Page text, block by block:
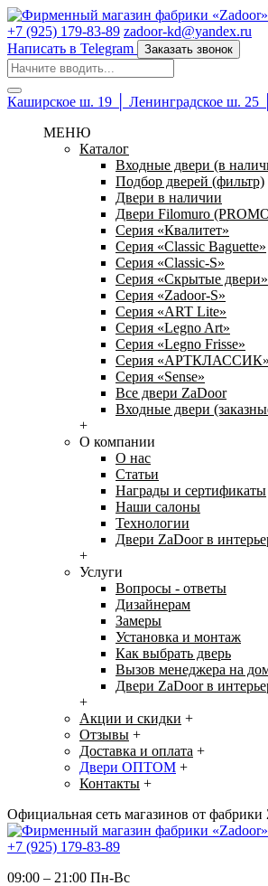
+7 (925) 179-83-89 zadoor-kd@yandex.ru
Написать в Telegram
Заказать звонок
Каширское ш. 19 │ Ленинградское ш. 25
МЕНЮ
Каталог
Входные двери (в
Подбор дверей (фильтр)
Двери в наличии
Двери Filomuro
Серия «Квалитет»
Серия «Classic Baguette»
Серия «Classic-S»
Серия «Скрытые двери»
Серия «Zadoor-S»
Серия «ART Lite»
Серия «Legno Art»
Серия «Legno Frisse»
Серия «АРТКЛАССИК»
Серия «Sense»
Все двери ZaDoor
Входные двери
+
О компании
О нас
Статьи
Награды и сертификаты
Наши салоны
Технологии
Двери ZaDoor в
+
Услуги
Вопросы - ответы
Дизайнерам
Замеры
Установка и монтаж
Как выбрать дверь
Вызов менеджера на
Двери ZaDoor в
+
Акции и скидки +
Отзывы +
Доставка и оплата +
Двери ОПТОМ +
Контакты +
Официальная сеть магазинов от фабрики
+7 (925) 179-83-89
09:00 – 21:00 Пн-Вc